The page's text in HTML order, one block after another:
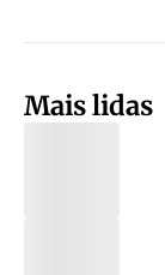
Mais lidas